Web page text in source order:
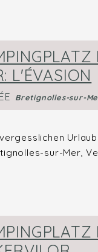
L'ÉVASION
Bretignolles-sur-
sur-Mer,